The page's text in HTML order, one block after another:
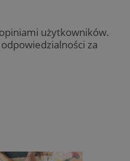
użytkowników.
za